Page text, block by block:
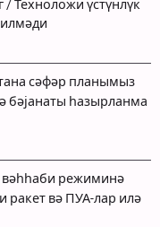
Техноложи үстүнлүк
сәфәр планымыз
бәјанаты һазырланма
вәһһаби режиминә
ракет вә ПУА-лар илә